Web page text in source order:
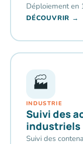
Déploiement en
DÉCOUVRIR →
🏭
INDUSTRIE
Suivi des
industriels
Suivi des